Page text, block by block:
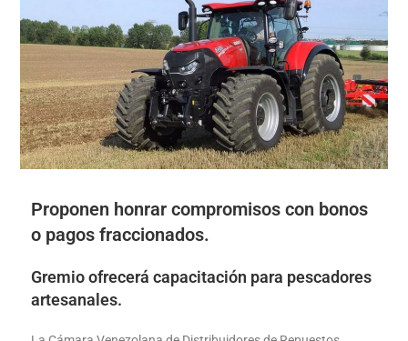
Proponen honrar compromisos con bonos
o pagos fraccionados.
Gremio ofrecerá capacitación para pescadores
artesanales.